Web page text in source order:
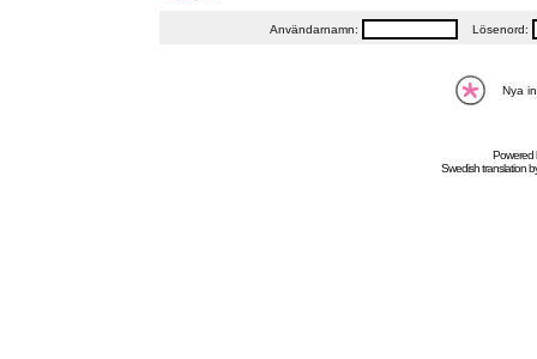
Användarnamn: Lösenord:
Nya
Powered
Swedishtranslation